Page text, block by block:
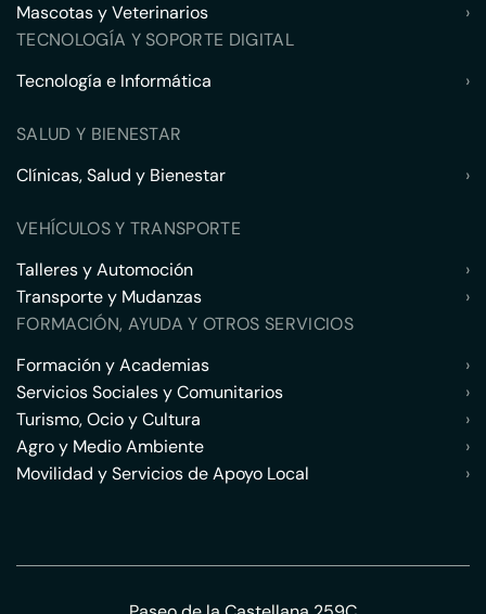
Mascotas y Veterinarios
›
TECNOLOGÍA Y SOPORTE DIGITAL
Tecnología e Informática
›
SALUD Y BIENESTAR
Clínicas, Salud y Bienestar
›
VEHÍCULOS Y TRANSPORTE
Talleres y Automoción
›
Transporte y Mudanzas
›
FORMACIÓN, AYUDA Y OTROS SERVICIOS
Formación y Academias
›
Servicios Sociales y Comunitarios
›
Turismo, Ocio y Cultura
›
Agro y Medio Ambiente
›
Movilidad y Servicios de Apoyo Local
›